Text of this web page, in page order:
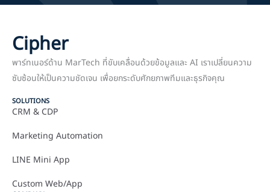
Cipher
พาร์ทเนอร์ด้าน MarTech ที่ขับเคลื่อนด้วยข้อมูลและ AI เราเปลี่ยนความ
ซับซ้อนให้เป็นความชัดเจน เพื่อยกระดับศักยภาพทีมและธุรกิจคุณ
SOLUTIONS
CRM & CDP
Marketing Automation
LINE Mini App
Custom Web/App